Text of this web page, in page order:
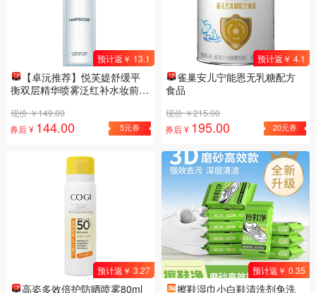
预计返￥ 13.1
【卓沅推荐】悦芙媞舒缓平
衡双层精华喷雾泛红补水妆前爽
现价 ￥149.00
券后 ¥ 144.00 5元券
预计返￥ 4.1
雀巢安儿宁能恩无乳糖配方
食品
现价 ￥215.00
券后 ¥ 195.00 20元券
预计返￥ 3.27
高姿多效倍护防晒喷雾80ml
预计返￥ 0.35
擦鞋湿巾小白鞋清洗剂免洗